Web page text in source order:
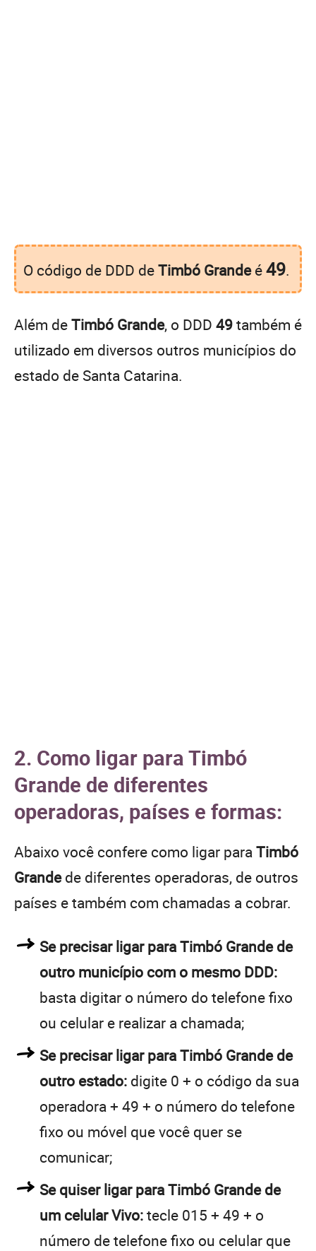
O código de DDD deTimbó Grandeé49.
Além deTimbó Grande, o DDD 49também é
utilizado em diversos outros municípios do
estado de Santa Catarina.
2. Como ligar para Timbó
Grande de diferentes
operadoras, países e formas:
Abaixo você confere como ligar para Timbó
Grandede diferentes operadoras, de outros
países e também com chamadas a cobrar.
Se precisar ligar para Timbó Grande de
outro município com o mesmo DDD:
basta digitar o número do telefone fixo
ou celular e realizar a chamada;
Se precisar ligar para Timbó Grande de
outro estado: digite 0 + o código da sua
operadora + 49 + o número do telefone
fixo ou móvel que você quer se
comunicar;
Se quiser ligar para Timbó Grande de
um celular Vivo:tecle 015 + 49 + o
número de telefone fixo ou celular que